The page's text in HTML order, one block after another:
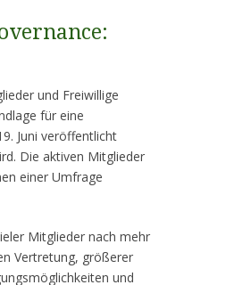
und Freiwillige
für eine
Juni veröffentlicht
Die aktiven Mitglieder
einer Umfrage
Mitglieder nach mehr
Vertretung, größerer
und